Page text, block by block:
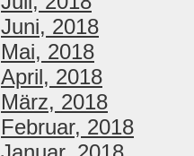
Juni, 2018
Mai, 2018
April, 2018
März, 2018
Februar, 2018